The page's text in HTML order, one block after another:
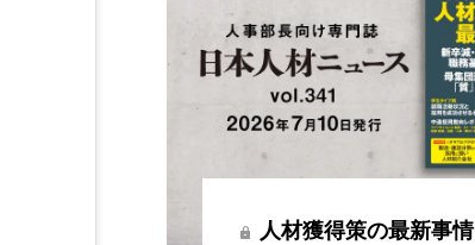
lock
人材獲得策の最新事情